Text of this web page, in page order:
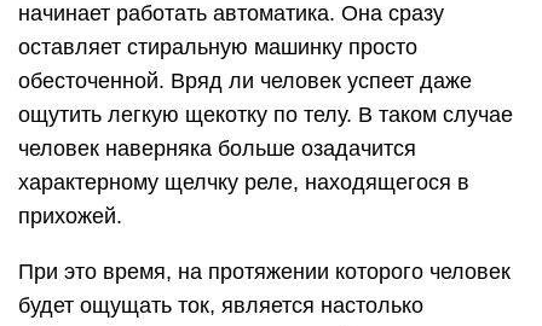
начинает работать автоматика. Она сразу
оставляет стиральную машинку просто
обесточенной. Вряд ли человек успеет даже
ощутить легкую щекотку по телу. В таком случае
человек наверняка больше озадачится
характерному щелчку реле, находящегося в
прихожей.
При это время, на протяжении которого человек
будет ощущать ток, является настолько